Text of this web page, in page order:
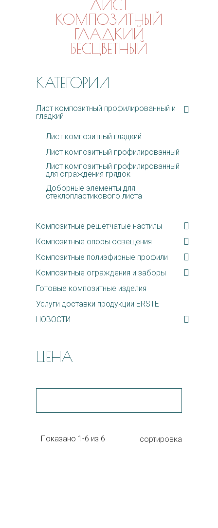
ЛИСТ
КОМПОЗИТНЫЙ
ГЛАДКИЙ
БЕСЦВЕТНЫЙ
КАТЕГОРИИ
Лист композитный профилированный и
гладкий
Лист композитный гладкий
Лист композитный профилированный
Лист композитный профилированный
для ограждения грядок
Доборные элементы для
стеклопластикового листа
Композитные решетчатые настилы
Композитные опоры освещения
Композитные полиэфирные профили
Композитные ограждения и заборы
Готовые композитные изделия
Услуги доставки продукции ERSTE
НОВОСТИ
ЦЕНА
Показано 1-6 из 6 сортировка